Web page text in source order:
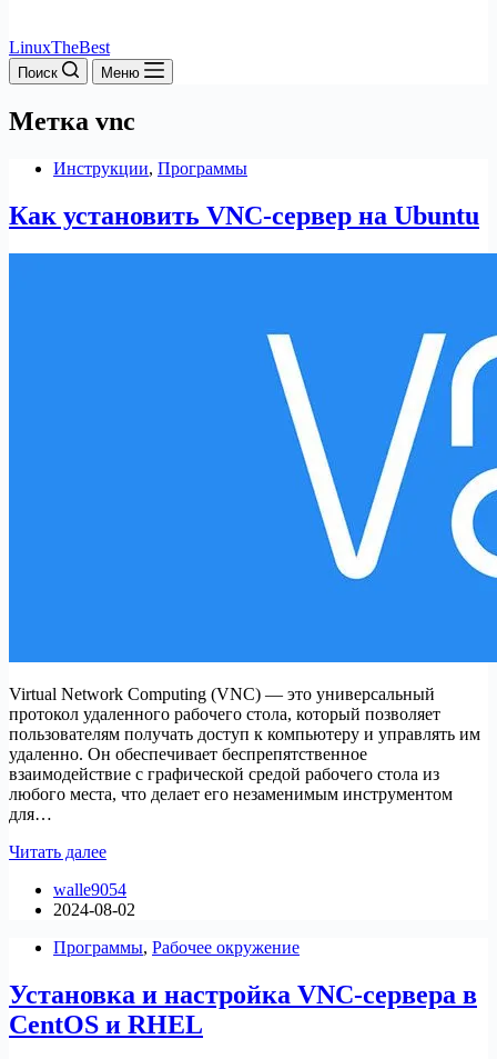
LinuxTheBest
Поиск Меню
Метка vnc
Инструкции, Программы
Как установить VNC-сервер на Ubuntu
Virtual Network Computing (VNC) — это универсальный
протокол удаленного рабочего стола, который позволяет
пользователям получать доступ к компьютеру и управлять им
удаленно. Он обеспечивает беспрепятственное
взаимодействие с графической средой рабочего стола из
любого места, что делает его незаменимым инструментом
для…
Читать далееКак
VNC-
сервер
Ubuntu
walle9054
2024-08-02
Программы, Рабочее окружение
Установка и настройка VNC-сервера в
CentOS и RHEL